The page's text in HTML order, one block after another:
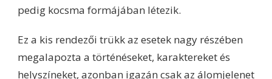
pedig kocsma formájában létezik.
Ez a kis rendezői trükk az esetek nagy részében
megalapozta a történéseket, karaktereket és
helyszíneket, azonban igazán csak az álomjelenet